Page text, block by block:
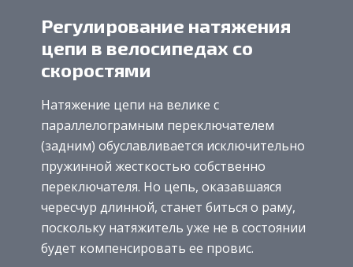
Регулирование натяжения
цепи в велосипедах со
скоростями
Натяжение цепи на велике с
параллелограмным переключателем
(задним) обуславливается исключительно
пружинной жесткостью собственно
переключателя. Но цепь, оказавшаяся
чересчур длинной, станет биться о раму,
поскольку натяжитель уже не в состоянии
будет компенсировать ее провис.